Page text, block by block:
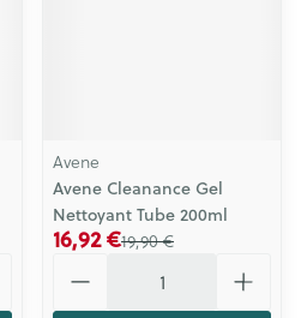
Avene
Avene Cleanance Gel
Nettoyant Tube 200ml
19,90 €
16,92 €